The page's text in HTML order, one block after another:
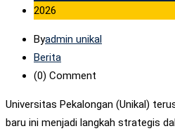
2026
Byadmin unikal
Berita
(0) Comment
Universitas Pekalongan (Unikal)
baru ini menjadi langkah strategis